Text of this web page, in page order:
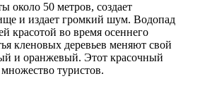
около 50 метров, создает
и издает громкий шум. Водопад
красотой во время осеннего
кленовых деревьев меняют свой
и оранжевый. Этот красочный
туристов.